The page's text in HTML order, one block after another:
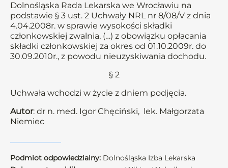
Dolnośląska Rada Lekarska we Wrocławiu na
podstawie § 3 ust. 2 Uchwały NRL nr 8/08/V z dnia
4.04.2008r. w sprawie wysokości składki
członkowskiej zwalnia, (…) z obowiązku opłacania
składki członkowskiej za okres od 01.10.2009r. do
30.09.2010r., z powodu nieuzyskiwania dochodu.
§ 2
Uchwała wchodzi w życie z dniem podjęcia.
Autor: dr n. med. Igor Chęciński, lek. Małgorzata
Niemiec
Podmiot odpowiedzialny: Dolnośląska Izba Lekarska